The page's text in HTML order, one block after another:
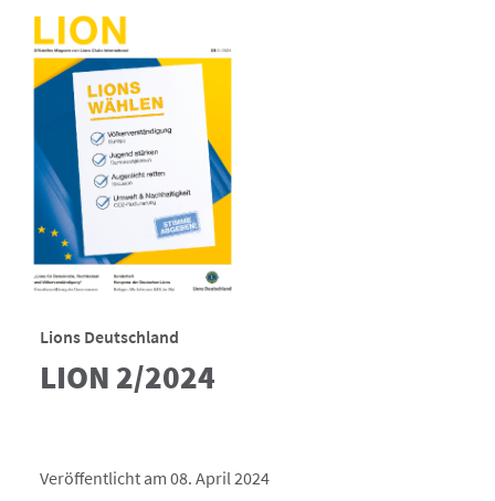
Lions Deutschland
LION 2/2024
Veröffentlicht am 08. April 2024